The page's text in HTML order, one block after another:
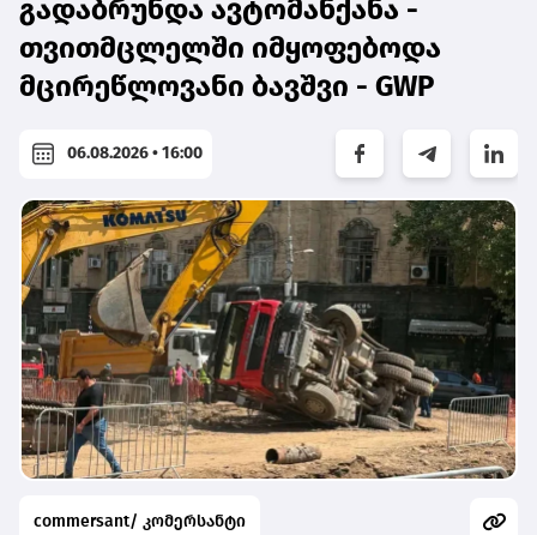
გადაბრუნდა ავტომანქანა -
თვითმცლელში იმყოფებოდა
მცირეწლოვანი ბავშვი - GWP
06.08.2026 • 16:00
commersant/ კომერსანტი